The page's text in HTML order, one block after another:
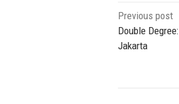
Post
navigation
Previous post
Double
Jakarta